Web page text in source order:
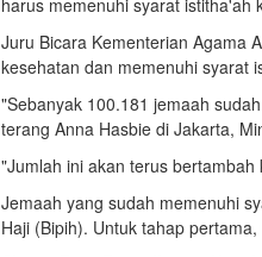
Juru Bicara Kementerian Agama
kesehatan dan memenuhi syarat
"Sebanyak 100.181 jemaah
terang Anna Hasbie di Jakarta,
"Jumlah ini akan terus
Jemaah yang sudah memenuhi
Haji (Bipih). Untuk tahap